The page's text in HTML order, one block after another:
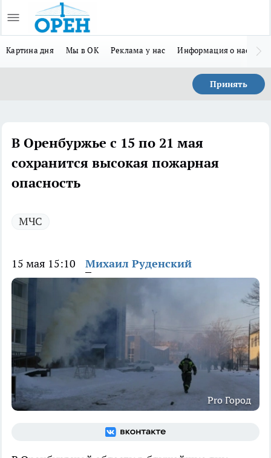
Картина дня Мы в ОК Реклама у нас Информация о нас
Принять
В Оренбуржье с 15 по 21 мая
сохранится высокая пожарная
опасность
МЧС
15 мая 15:10 Михаил Руденский
Pro Город